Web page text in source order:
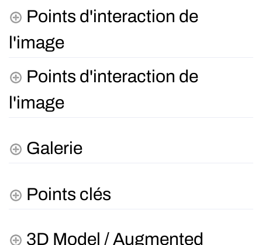
Points d'interaction de
l'image
Points d'interaction de
l'image
Galerie
Points clés
3D Model / Augmented